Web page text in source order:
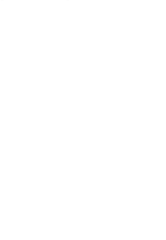
KORPUSU